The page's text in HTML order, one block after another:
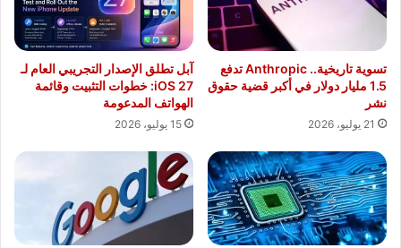
تسوية تاريخية.. Anthropic تدفع
1.5 مليار دولار في أكبر قضية حقوق
نشر
21 يوليو، 2026
آبل تطلق الإصدار التجريبي العام لـ
iOS 27: خطوات التثبيت وقائمة
الهواتف المدعومة
15 يوليو، 2026